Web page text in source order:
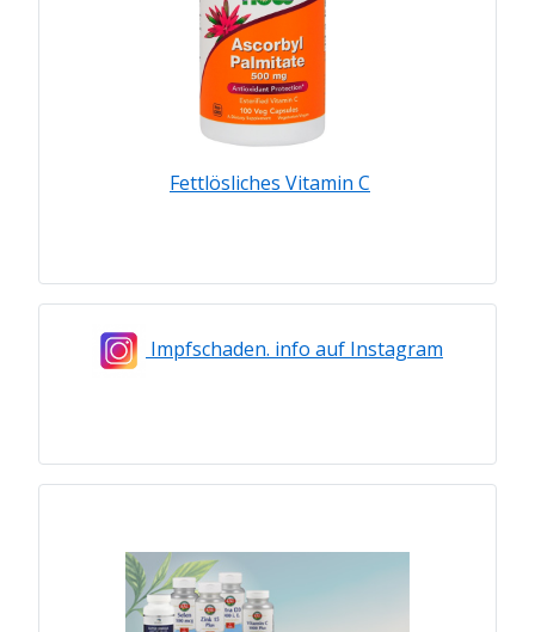
Fettlösliches Vitamin C
Impfschaden. info auf Instagram